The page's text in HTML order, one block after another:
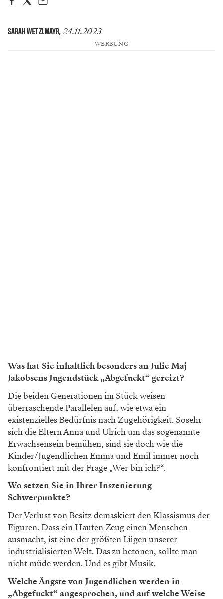
SARAH WETZLMAYR, 24.11.2023
WERBUNG
Was hat Sie inhaltlich besonders an Julie Maj
Jakobsens Jugendstück „Abgefuckt“ gereizt?
Die beiden Generationen im Stück weisen
überraschende Parallelen auf, wie etwa ein
existenzielles Bedürfnis nach Zugehörigkeit. Sosehr
sich die Eltern Anna und Ulrich um das sogenannte
Erwachsensein bemühen, sind sie doch wie die
Kinder/Jugendlichen Emma und Emil immer noch
konfrontiert mit der Frage „Wer bin ich?“.
Wo setzen Sie in Ihrer Inszenierung
Schwerpunkte?
Der Verlust von Besitz demaskiert den Klassismus der
Figuren. Dass ein Haufen Zeug einen Menschen
ausmacht, ist eine der größten Lügen unserer
industrialisierten Welt. Das zu betonen, sollte man
nicht müde werden. Und es gibt Musik.
Welche Ängste von Jugendlichen werden in
„Abgefuckt“ angesprochen, und auf welche Weise